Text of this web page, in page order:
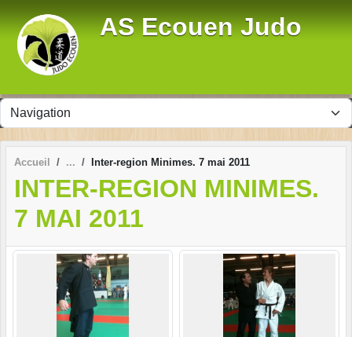
AS Ecouen Judo
Accueil Inter-region Minimes. 7 mai 2011
INTER-REGION MINIMES.
7 MAI 2011